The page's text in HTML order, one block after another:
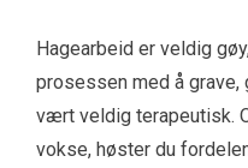
Hagearbeid er veldig
prosessen med å grave,
vært veldig terapeutisk.
vokse, høster du